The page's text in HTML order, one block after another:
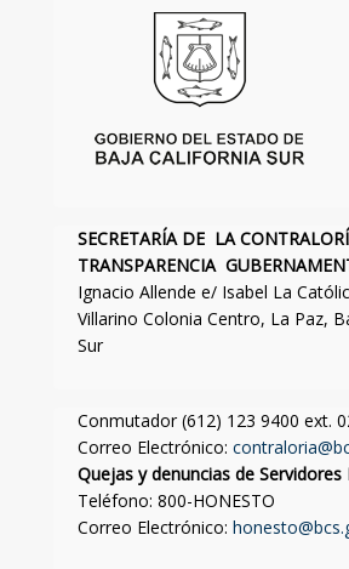
SECRETARÍA DE LA
TRANSPARENCIA
Ignacio Allende e/ Isabel La
Villarino Colonia Centro, La Paz,
Sur
Conmutador (612) 123 9400 ext.
Correo Electrónico:
Quejas y denuncias de Servidores
Teléfono: 800-HONESTO
Correo Electrónico: